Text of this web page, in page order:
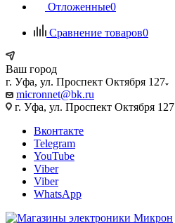
Отложенные0
Сравнение товаров0
Ваш город
г. Уфа, ул. Проспект Октября 127
micronnet@bk.ru
г. Уфа, ул. Проспект Октября 127
Вконтакте
Telegram
YouTube
Viber
Viber
WhatsApp